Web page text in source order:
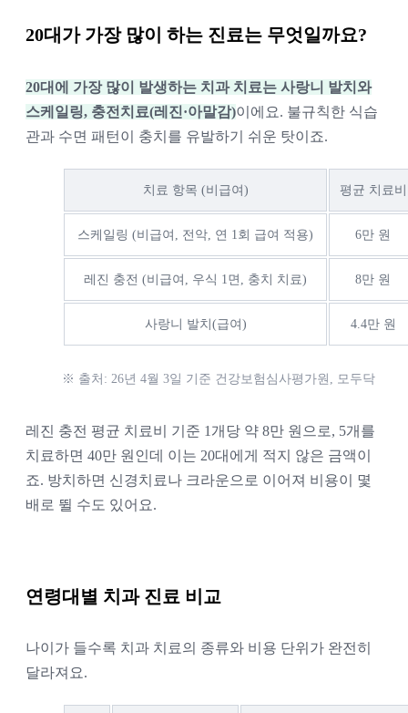
20대가 가장 많이 하는 진료는 무엇일까요?
20대에 가장 많이 발생하는 치과 치료는 사랑니 발치와
스케일링, 충전치료(레진·아말감)이에요. 불규칙한 식습
관과 수면 패턴이 충치를 유발하기 쉬운 탓이죠.
치료 항목 (비급여) 평균 치료비
스케일링 (비급여, 전악, 연 1회 급여 적용) 6만 원
레진 충전 (비급여, 우식 1면, 충치 치료) 8만 원
사랑니 발치(급여) 4.4만 원
※ 출처: 26년 4월 3일 기준 건강보험심사평가원, 모두닥
레진 충전 평균 치료비 기준 1개당 약 8만 원으로, 5개를
치료하면 40만 원인데 이는 20대에게 적지 않은 금액이
죠. 방치하면 신경치료나 크라운으로 이어져 비용이 몇
배로 뛸 수도 있어요.
연령대별 치과 진료 비교
나이가 들수록 치과 치료의 종류와 비용 단위가 완전히
달라져요.